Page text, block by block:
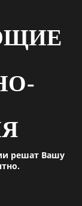
решат Вашу